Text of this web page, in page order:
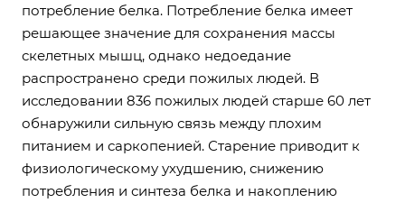
потребление белка. Потребление белка имеет
решающее значение для сохранения массы
скелетных мышц, однако недоедание
распространено среди пожилых людей. В
исследовании 836 пожилых людей старше 60 лет
обнаружили сильную связь между плохим
питанием и саркопенией. Старение приводит к
физиологическому ухудшению, снижению
потребления и синтеза белка и накоплению